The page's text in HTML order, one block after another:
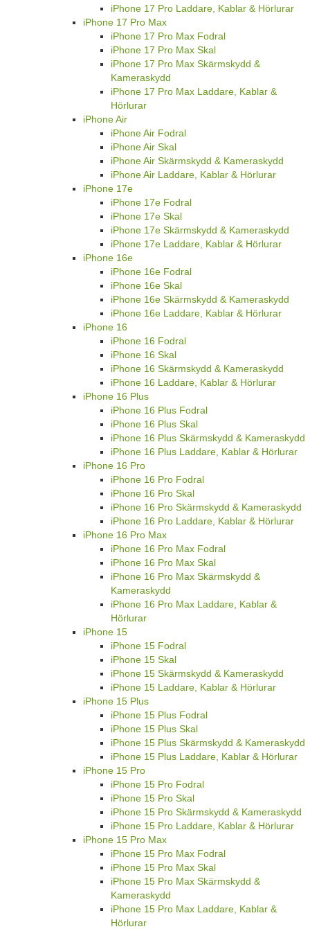
iPhone 17 Pro Laddare, Kablar & Hörlurar
iPhone 17 Pro Max
iPhone 17 Pro Max Fodral
iPhone 17 Pro Max Skal
iPhone 17 Pro Max Skärmskydd &
Kameraskydd
iPhone 17 Pro Max Laddare, Kablar &
Hörlurar
iPhone Air
iPhone Air Fodral
iPhone Air Skal
iPhone Air Skärmskydd & Kameraskydd
iPhone Air Laddare, Kablar & Hörlurar
iPhone 17e
iPhone 17e Fodral
iPhone 17e Skal
iPhone 17e Skärmskydd & Kameraskydd
iPhone 17e Laddare, Kablar & Hörlurar
iPhone 16e
iPhone 16e Fodral
iPhone 16e Skal
iPhone 16e Skärmskydd & Kameraskydd
iPhone 16e Laddare, Kablar & Hörlurar
iPhone 16
iPhone 16 Fodral
iPhone 16 Skal
iPhone 16 Skärmskydd & Kameraskydd
iPhone 16 Laddare, Kablar & Hörlurar
iPhone 16 Plus
iPhone 16 Plus Fodral
iPhone 16 Plus Skal
iPhone 16 Plus Skärmskydd & Kameraskydd
iPhone 16 Plus Laddare, Kablar & Hörlurar
iPhone 16 Pro
iPhone 16 Pro Fodral
iPhone 16 Pro Skal
iPhone 16 Pro Skärmskydd & Kameraskydd
iPhone 16 Pro Laddare, Kablar & Hörlurar
iPhone 16 Pro Max
iPhone 16 Pro Max Fodral
iPhone 16 Pro Max Skal
iPhone 16 Pro Max Skärmskydd &
Kameraskydd
iPhone 16 Pro Max Laddare, Kablar &
Hörlurar
iPhone 15
iPhone 15 Fodral
iPhone 15 Skal
iPhone 15 Skärmskydd & Kameraskydd
iPhone 15 Laddare, Kablar & Hörlurar
iPhone 15 Plus
iPhone 15 Plus Fodral
iPhone 15 Plus Skal
iPhone 15 Plus Skärmskydd & Kameraskydd
iPhone 15 Plus Laddare, Kablar & Hörlurar
iPhone 15 Pro
iPhone 15 Pro Fodral
iPhone 15 Pro Skal
iPhone 15 Pro Skärmskydd & Kameraskydd
iPhone 15 Pro Laddare, Kablar & Hörlurar
iPhone 15 Pro Max
iPhone 15 Pro Max Fodral
iPhone 15 Pro Max Skal
iPhone 15 Pro Max Skärmskydd &
Kameraskydd
iPhone 15 Pro Max Laddare, Kablar &
Hörlurar